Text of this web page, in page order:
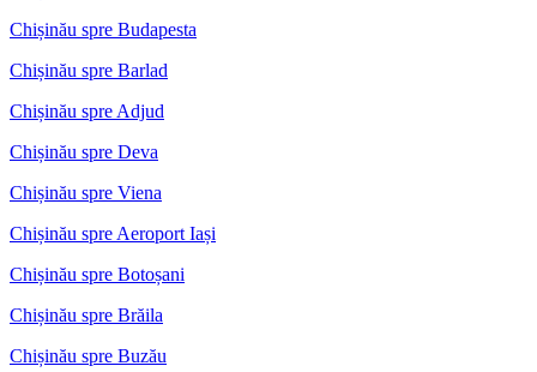
Chișinău spre Budapesta
Chișinău spre Barlad
Chișinău spre Adjud
Chișinău spre Deva
Chișinău spre Viena
Chișinău spre Aeroport Iași
Chișinău spre Botoșani
Chișinău spre Brăila
Chișinău spre Buzău